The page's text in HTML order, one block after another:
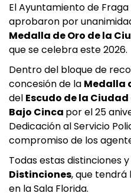
El Ayuntamiento de
aprobaron por
Medalla de Oro de la
que se celebra este 2026.
Dentro del bloque de
concesión de la Medalla
del Escudo de la
Bajo Cinca por el 25
Dedicación al Servicio
compromiso de los
Todas estas distinciones
Distinciones, que tendrá
en la Sala Florida.